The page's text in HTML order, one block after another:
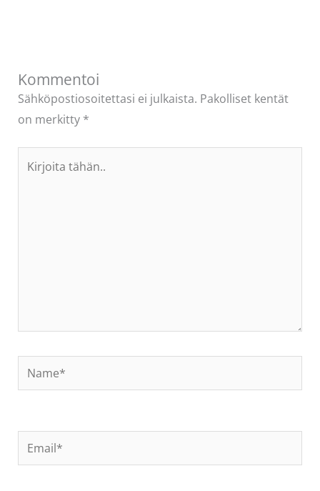
Kommentoi
Sähköpostiosoitettasi ei julkaista. Pakolliset kentät
on merkitty *
tähän..
Name*
Email*